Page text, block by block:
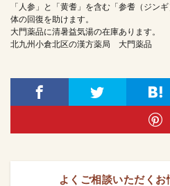
「人参」と「黄耆」を含む「参耆（ジン
体の回復を助けます。
大門薬品に清暑益気湯の在庫あります。
北九州小倉北区の漢方薬局 大門薬品
よくご相談いただく